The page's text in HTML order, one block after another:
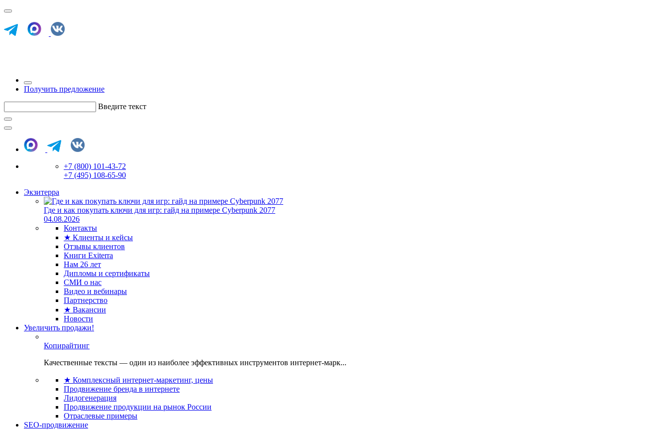
Получить предложение
Введите текст
+7 (800) 101-43-72
+7 (495) 108-65-90
Экзитерра
Где и как покупать ключи для игр: гайд на примере Cyberpunk 2077
04.08.2026
Контакты
★ Клиенты и кейсы
Отзывы клиентов
Книги Exiterra
Нам 26 лет
Дипломы и сертификаты
СМИ о нас
Видео и вебинары
Партнерство
★ Вакансии
Новости
Увеличить продажи!
Копирайтинг
Качественные тексты — один из наиболее эффективных инструментов интернет-марк...
★ Комплексный интернет-маркетинг, цены
Продвижение бренда в интернете
Лидогенерация
Продвижение продукции на рынок России
Отраслевые примеры
SEO-продвижение